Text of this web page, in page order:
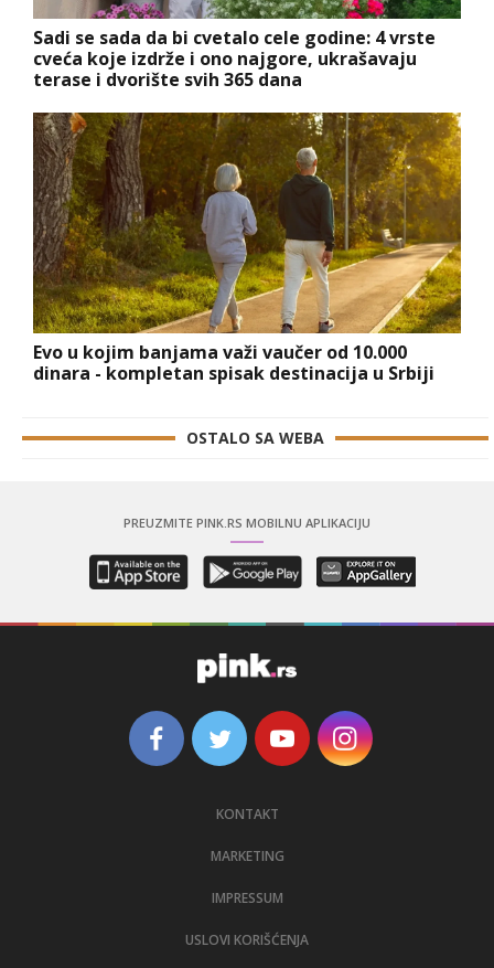
Sadi se sada da bi cvetalo cele godine: 4 vrste
cveća koje izdrže i ono najgore, ukrašavaju
terase i dvorište svih 365 dana
Evo u kojim banjama važi vaučer od 10.000
dinara - kompletan spisak destinacija u Srbiji
OSTALO SA WEBA
PREUZMITE PINK.RS MOBILNU APLIKACIJU
KONTAKT
MARKETING
IMPRESSUM
USLOVI KORIŠĆENJA